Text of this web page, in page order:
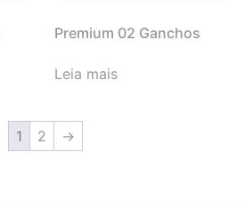
Premium 02 Ganchos
Leia mais
1 2 →